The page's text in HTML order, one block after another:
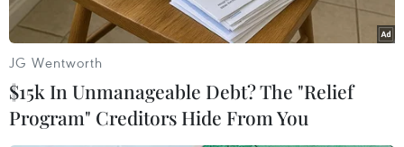
(TTXVN/Vietnam+)
JG Wentworth
$15k In Unmanageable Debt? The "Relief
Program" Creditors Hide From You